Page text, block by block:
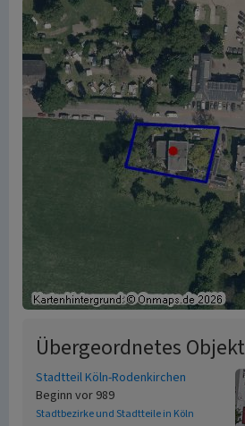
Übergeordnetes Objekt
Stadtteil Köln-Rodenkirchen
Beginn vor 989
Stadtbezirke und Stadtteile in Köln